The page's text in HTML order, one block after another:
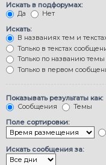
Искать в подфорумах:
Да
Нет
Искать:
В названиях тем и
Только в текстах
Только по названию темы
Только в первом
Показывать результаты как:
Сообщения
Темы
Поле сортировки:
Искать сообщения за: